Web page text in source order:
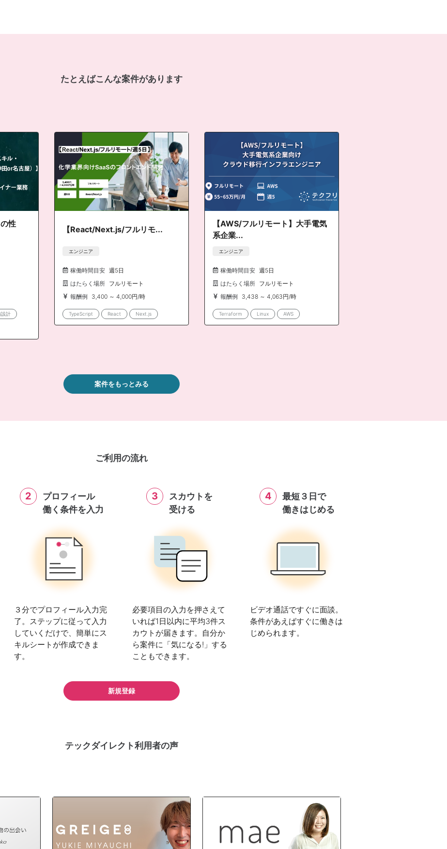
たとえばこんな案件があります
性
設計
【React/Next.js/フルリモ...
エンジニア
稼働時間目安 週5日
はたらく場所 フルリモート
報酬例
3,400 ～ 4,000円/時
TypeScript React Next.js
【AWS/フルリモート】大手電気
系企業...
エンジニア
稼働時間目安 週5日
はたらく場所 フルリモート
報酬例
3,438 ～ 4,063円/時
Terraform Linux AWS
案件をもっとみる
ご利用の流れ
2
プロフィール
働く条件を入力
３分でプロフィール入力完
了。ステップに従って入力
していくだけで、簡単にス
キルシートが作成できま
す。
3
スカウトを
受ける
必要項目の入力を押さえて
いれば1日以内に平均3件ス
カウトが届きます。自分か
ら案件に「気になる!」する
こともできます。
4
最短３日で
働きはじめる
ビデオ通話ですぐに面談。
条件があえばすぐに働きは
じめられます。
新規登録
テックダイレクト利用者の声